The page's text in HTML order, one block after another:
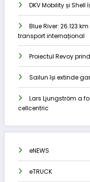
DKV Mobility și
Blue River: 26.123
transport internațional
Proiectul Revoy
Sailun își extinde
Lars Ljungström a
cellcentric
eNEWS
eTRUCK